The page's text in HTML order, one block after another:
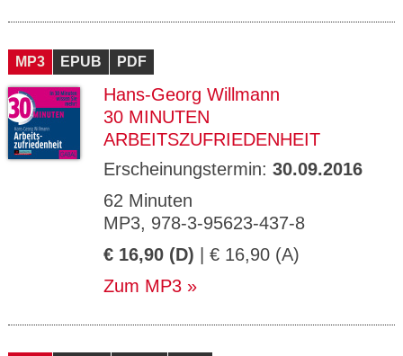
MP3 EPUB PDF
Hans-Georg Willmann
30 MINUTEN
ARBEITSZUFRIEDENHEIT
Erscheinungstermin: 30.09.2016
62 Minuten
MP3, 978-3-95623-437-8
€ 16,90 (D) | € 16,90 (A)
Zum MP3